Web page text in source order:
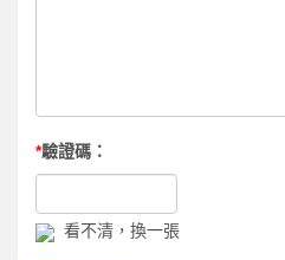
*驗證碼：
看不清，換一張